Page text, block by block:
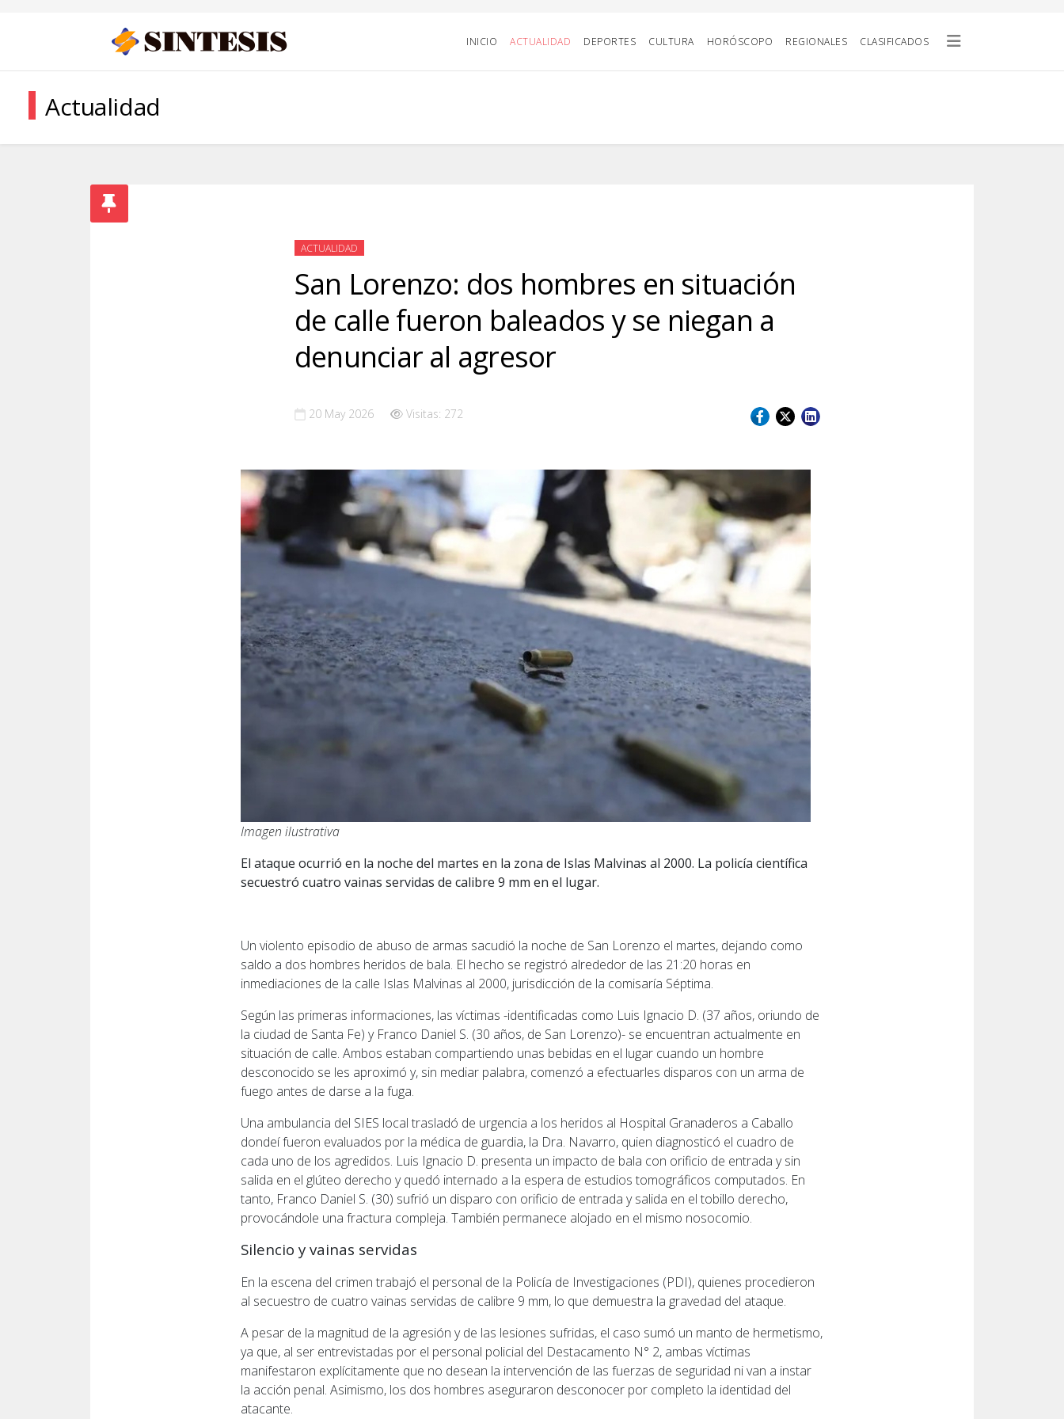
INICIO ACTUALIDAD DEPORTES CULTURA HORÓSCOPO REGIONALES CLASIFICADOS
Actualidad
ACTUALIDAD
San Lorenzo: dos hombres en situación
de calle fueron baleados y se niegan a
denunciar al agresor
20 May 2026 Visitas: 272
Imagen ilustrativa
El ataque ocurrió en la noche del martes en la zona de Islas Malvinas al 2000. La policía científica
secuestró cuatro vainas servidas de calibre 9 mm en el lugar.
Un violento episodio de abuso de armas sacudió la noche de San Lorenzo el martes, dejando como
saldo a dos hombres heridos de bala. El hecho se registró alrededor de las 21:20 horas en
inmediaciones de la calle Islas Malvinas al 2000, jurisdicción de la comisaría Séptima.
Según las primeras informaciones, las víctimas -identificadas como Luis Ignacio D. (37 años, oriundo de
la ciudad de Santa Fe) y Franco Daniel S. (30 años, de San Lorenzo)- se encuentran actualmente en
situación de calle. Ambos estaban compartiendo unas bebidas en el lugar cuando un hombre
desconocido se les aproximó y, sin mediar palabra, comenzó a efectuarles disparos con un arma de
fuego antes de darse a la fuga.
Una ambulancia del SIES local trasladó de urgencia a los heridos al Hospital Granaderos a Caballo
dondeí fueron evaluados por la médica de guardia, la Dra. Navarro, quien diagnosticó el cuadro de
cada uno de los agredidos. Luis Ignacio D. presenta un impacto de bala con orificio de entrada y sin
salida en el glúteo derecho y quedó internado a la espera de estudios tomográficos computados. En
tanto, Franco Daniel S. (30) sufrió un disparo con orificio de entrada y salida en el tobillo derecho,
provocándole una fractura compleja. También permanece alojado en el mismo nosocomio.
Silencio y vainas servidas
En la escena del crimen trabajó el personal de la Policía de Investigaciones (PDI), quienes procedieron
al secuestro de cuatro vainas servidas de calibre 9 mm, lo que demuestra la gravedad del ataque.
A pesar de la magnitud de la agresión y de las lesiones sufridas, el caso sumó un manto de hermetismo,
ya que, al ser entrevistadas por el personal policial del Destacamento N° 2, ambas víctimas
manifestaron explícitamente que no desean la intervención de las fuerzas de seguridad ni van a instar
la acción penal. Asimismo, los dos hombres aseguraron desconocer por completo la identidad del
atacante.